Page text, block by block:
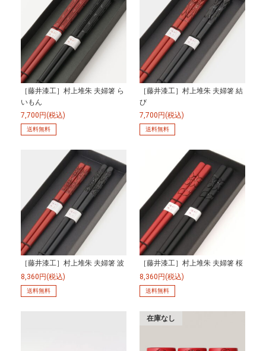
［藤井漆工］村上堆朱 夫婦箸 ら
いもん
7,700円(税込)
送料無料
［藤井漆工］村上堆朱 夫婦箸 結
び
7,700円(税込)
送料無料
［藤井漆工］村上堆朱 夫婦箸 波
8,360円(税込)
送料無料
［藤井漆工］村上堆朱 夫婦箸 桜
8,360円(税込)
送料無料
在庫なし